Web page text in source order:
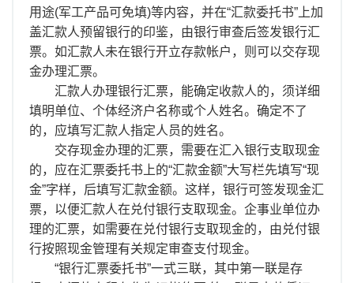
用途(军工产品可免填)等内容，并在“汇款委托书”上加
盖汇款人预留银行的印鉴，由银行审查后签发银行汇
票。如汇款人未在银行开立存款帐户，则可以交存现
金办理汇票。
汇款人办理银行汇票，能确定收款人的，须详细
填明单位、个体经济户名称或个人姓名。确定不了
的，应填写汇款人指定人员的姓名。
交存现金办理的汇票，需要在汇入银行支取现金
的，应在汇票委托书上的“汇款金额”大写栏先填写“现
金”字样，后填写汇款金额。这样，银行可签发现金汇
票，以便汇款人在兑付银行支取现金。企事业单位办
理的汇票，如需要在兑付银行支取现金的，由兑付银
行按照现金管理有关规定审查支付现金。
“银行汇票委托书”一式三联，其中第一联是存